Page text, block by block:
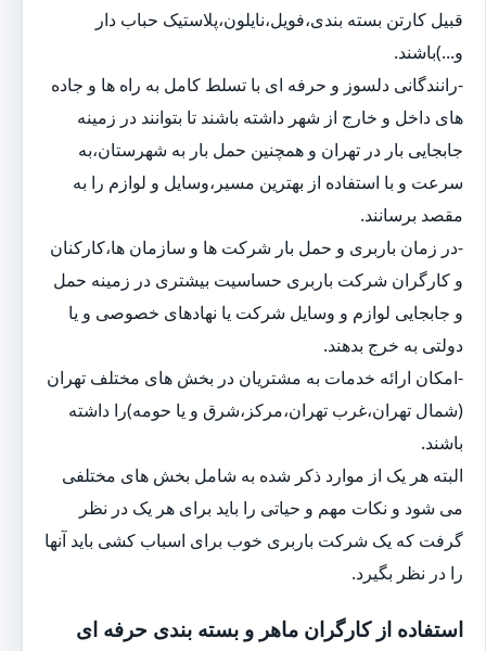
قبیل کارتن بسته بندی،فویل،نایلون،پلاستیک حباب دار
و...)باشند.
-رانندگانی دلسوز و حرفه ای با تسلط کامل به راه ها و جاده
های داخل و خارج از شهر داشته باشند تا بتوانند در زمینه
جابجایی بار در تهران و همچنین حمل بار به شهرستان،به
سرعت و با استفاده از بهترین مسیر،وسایل و لوازم را به
مقصد برسانند.
-در زمان باربری و حمل بار شرکت ها و سازمان ها،کارکنان
و کارگران شرکت باربری حساسیت بیشتری در زمینه حمل
و جابجایی لوازم و وسایل شرکت یا نهادهای خصوصی و یا
دولتی به خرج بدهند.
-امکان ارائه خدمات به مشتریان در بخش های مختلف تهران
(شمال تهران،غرب تهران،مرکز،شرق و یا حومه)را داشته
باشند.
البته هر یک از موارد ذکر شده به شامل بخش های مختلفی
می شود و نکات مهم و حیاتی را باید برای هر یک در نظر
گرفت که یک شرکت باربری خوب برای اسباب کشی باید آنها
را در نظر بگیرد.
استفاده از کارگران ماهر و بسته بندی حرفه ای